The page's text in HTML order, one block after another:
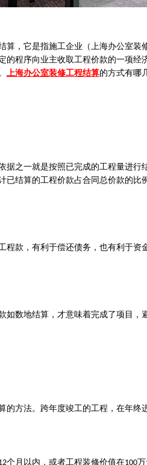
算，它是指施工企业（上海办公室
的程序向业主收取工程价款的一项
上海办公室装修工程结算的方式有哪
据之一就是按照已完成的工程量进行
已结算的工程价款占合同总价款的
程款，有利于偿还债务，也有利于
如数地结算，才意味着完成了项目
方法。跨年度竣工的工程，在年终
个月以内，或者工程装修价值在100